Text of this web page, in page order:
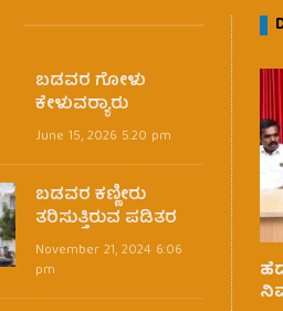
ಬಡವರ ಗೋಳು
ಕೇಳುವರ‍್ಯಾರು
June 15, 2026 5:20 pm
ಬಡವರ ಕಣ್ಣೀರು
ತರಿಸುತ್ತಿರುವ ಪಡಿತರ
November 21, 2024 6:06
pm